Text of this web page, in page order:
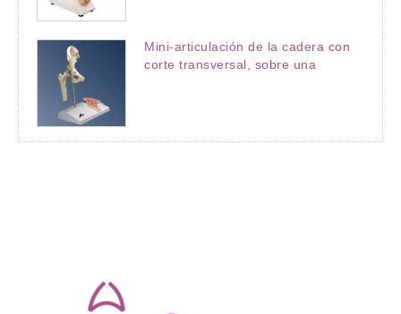
Mini-articulación de la cadera con
corte transversal, sobre una